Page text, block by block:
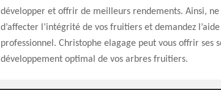
développer et offrir de meilleurs rendements. Ainsi, ne
d’affecter l’intégrité de vos fruitiers et demandez l’aide
professionnel. Christophe elagage peut vous offrir ses
développement optimal de vos arbres fruitiers.